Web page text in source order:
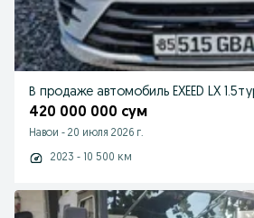
В продаже автомобиль EXEED LX
420 000 000 сум
Навои - 20 июля 2026 г.
2023 - 10 500 км